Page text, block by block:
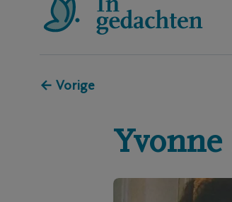
← Vorige
Yvonne